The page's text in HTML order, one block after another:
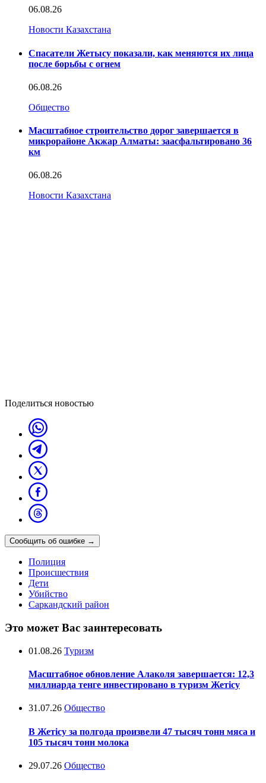
06.08.26
Новости Казахстана
Спасатели Жетысу показали, как меняются их лица
после борьбы с огнем
06.08.26
Общество
Масштабное строительство дорог завершается в
микрорайоне Акжар Алматы: заасфальтировано 36
км
06.08.26
Новости Казахстана
Поделиться новостью
Сообщить об ошибке →
Полиция
Происшествия
Дети
Убийство
Саркандский район
Это может Вас заинтересовать
01.08.26 Туризм
Масштабное обновление Алаколя завершается: 12,3
миллиарда тенге инвестировано в туризм Жетісу
31.07.26 Общество
В Жетісу за полгода произвели 47 тысяч тонн мяса и
105 тысяч тонн молока
29.07.26 Общество